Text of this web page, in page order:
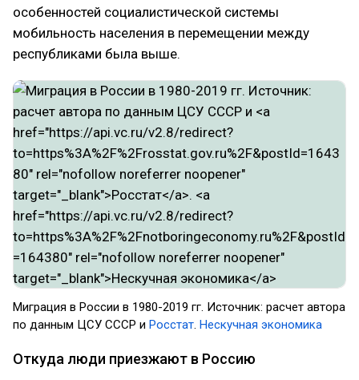
особенностей социалистической системы
мобильность населения в перемещении между
республиками была выше.
Миграция в России в 1980-2019 гг. Источник: расчет автора
по данным ЦСУ СССР и Росстат. Нескучная экономика
Откуда люди приезжают в Россию